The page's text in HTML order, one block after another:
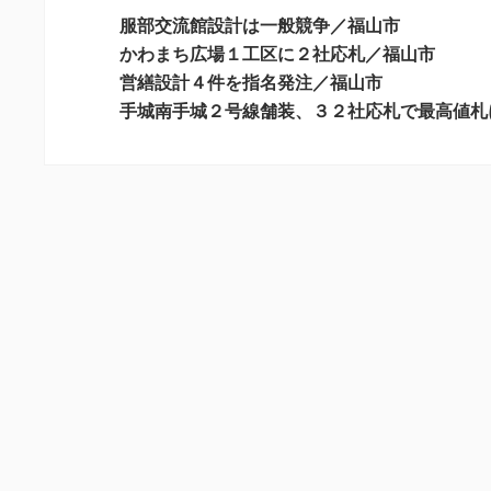
服部交流館設計は一般競争／福山市
かわまち広場１工区に２社応札／福山市
営繕設計４件を指名発注／福山市
手城南手城２号線舗装、３２社応札で最高値